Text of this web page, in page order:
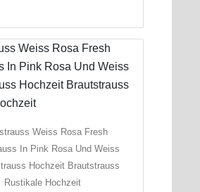
Weiss Rosa Fresh
In Pink Rosa Und Weiss
Hochzeit Brautstrauss
Rustikale Hochzeit